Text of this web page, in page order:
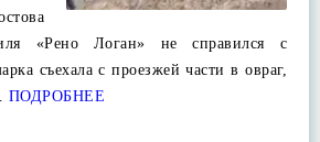
«Рено Логан» не справился с
съехала с проезжей части в овраг,
ПОДРОБНЕЕ